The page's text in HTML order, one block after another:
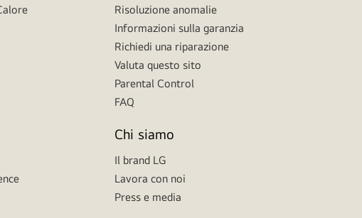
Risoluzione anomalie
Informazioni sulla garanzia
Richiedi una riparazione
Valuta questo sito
Parental Control
FAQ
Chi siamo
Il brand LG
Lavora con noi
Press e media